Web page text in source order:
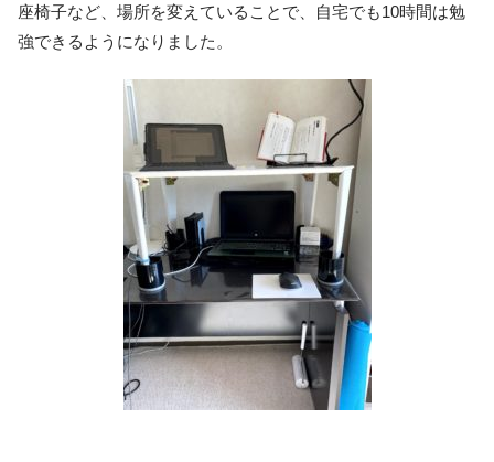
座椅子など、場所を変えていることで、自宅でも10時間は勉
強できるようになりました。